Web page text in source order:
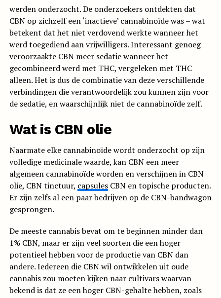
werden onderzocht. De onderzoekers ontdekten dat
CBN op zichzelf een ‘inactieve’ cannabinoïde was – wat
betekent dat het niet verdovend werkte wanneer het
werd toegediend aan vrijwilligers. Interessant genoeg
veroorzaakte CBN meer sedatie wanneer het
gecombineerd werd met THC, vergeleken met THC
alleen. Het is dus de combinatie van deze verschillende
verbindingen die verantwoordelijk zou kunnen zijn voor
de sedatie, en waarschijnlijk niet de cannabinoïde zelf.
Wat is CBN olie
Naarmate elke cannabinoïde wordt onderzocht op zijn
volledige medicinale waarde, kan CBN een meer
algemeen cannabinoïde worden en verschijnen in CBN
olie, CBN tinctuur, capsulesCBN en topische producten.
Er zijn zelfs al een paar bedrijven op de CBN-bandwagon
gesprongen.
De meeste cannabis bevat om te beginnen minder dan
1% CBN, maar er zijn veel soorten die een hoger
potentieel hebben voor de productie van CBN dan
andere. Iedereen die CBN wil ontwikkelen uit oude
cannabis zou moeten kijken naar cultivars waarvan
bekend is dat ze een hoger CBN-gehalte hebben, zoals